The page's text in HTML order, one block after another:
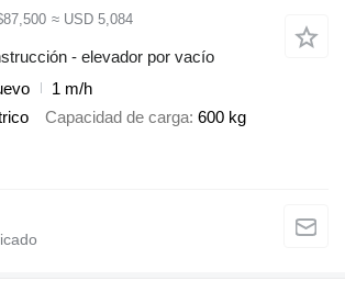
≈ USD 5,084
- elevador por vacío
1 m/h
Capacidad de carga 600 kg